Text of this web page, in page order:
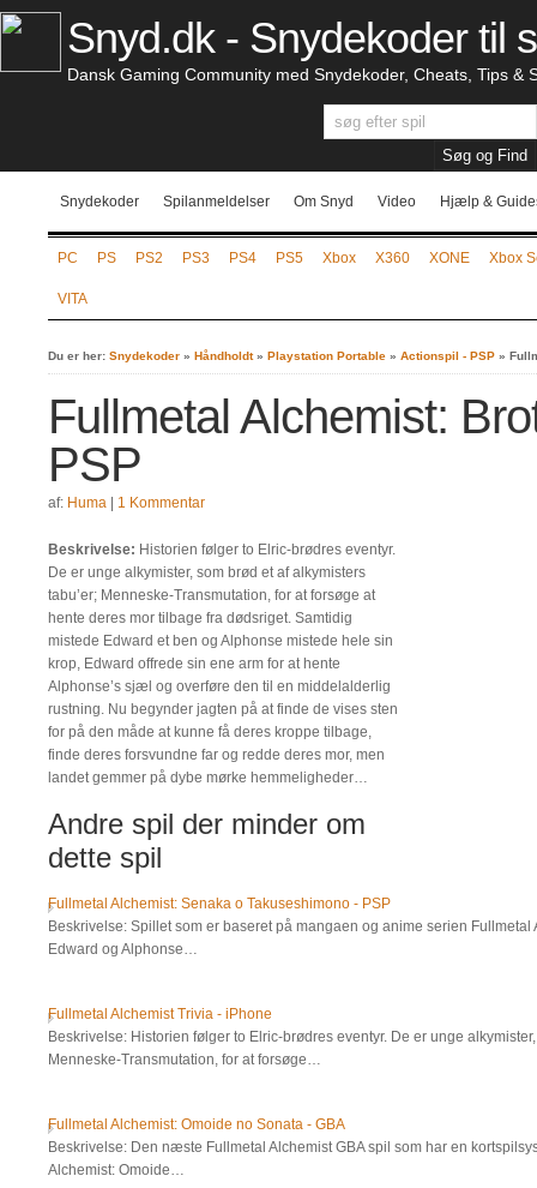
Snyd.dk - Snydekoder til
Dansk Gaming Community med Snydekoder, Cheats, Tips &
Snydekoder Spilanmeldelser Om Snyd Video Hjælp &
PC PS PS2 PS3 PS4 PS5 Xbox X360 XONE Xbox
VITA
Du er her: Snydekoder » Håndholdt» Playstation Portable » Actionspil - PSP »
Fullmetal Alchemist:
PSP
af: Huma 1 Kommentar
Beskrivelse: Historien følger to Elric-brødres eventyr.
De er unge alkymister, som brød et af alkymisters
tabu’er; Menneske-Transmutation, for at forsøge at
hente deres mor tilbage fra dødsriget. Samtidig
mistede Edward et ben og Alphonse mistede hele sin
krop, Edward offrede sin ene arm for at hente
Alphonse’s sjæl og overføre den til en middelalderlig
rustning. Nu begynder jagten på at finde de vises sten
for på den måde at kunne få deres kroppe tilbage,
finde deres forsvundne far og redde deres mor, men
landet gemmer på dybe mørke hemmeligheder…
Andre spil der minder om
dette spil
Fullmetal Alchemist: Senaka o Takuseshimono - PSP
Beskrivelse: Spillet som er baseret på mangaen og anime serien
Edward og Alphonse…
Fullmetal Alchemist Trivia - iPhone
Beskrivelse: Historien følger to Elric-brødres eventyr. De er unge
Menneske-Transmutation, for at forsøge…
Fullmetal Alchemist: Omoide no Sonata - GBA
Beskrivelse: Den næste Fullmetal Alchemist GBA spil som har en
Alchemist: Omoide…